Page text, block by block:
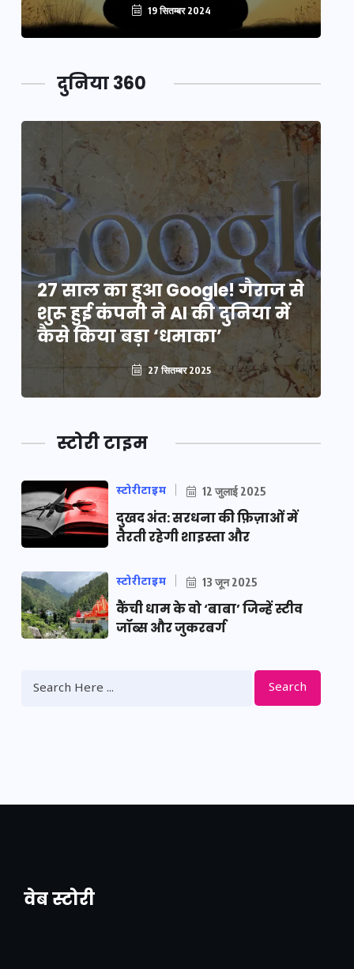
19 सितम्बर 2024
दुनिया 360
27 साल का हुआ Google! गैराज से
शुरू हुई कंपनी ने AI की दुनिया में
कैसे किया बड़ा ‘धमाका’
27 सितम्बर 2025
स्टोरी टाइम
स्टोरीटाइम 12 जुलाई 2025
दुखद अंत: सरधना की फ़िज़ाओं में
तैरती रहेगी शाइस्ता और
स्टोरीटाइम 13 जून 2025
कैंची धाम के वो ‘बाबा’ जिन्हें स्टीव
जॉब्स और जुकरबर्ग
Search
वेब स्टोरी
नया एक्सप्रेसवे: पूर्वांचल का लक, डेवलपमेंट का